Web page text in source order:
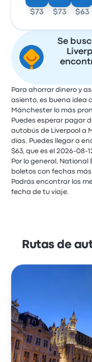
$73 $73 $63
Se
Para ahorrar dinero y
asiento, es buena idea
Mánchester lo más
Puedes esperar pagar
autobús de Liverpool a
días. Puedes llegar a
$63, que es el 2026-08-
Por lo general, National
boletos con fechas
Podrás encontrar los
fecha de tu viaje.
Rutas de